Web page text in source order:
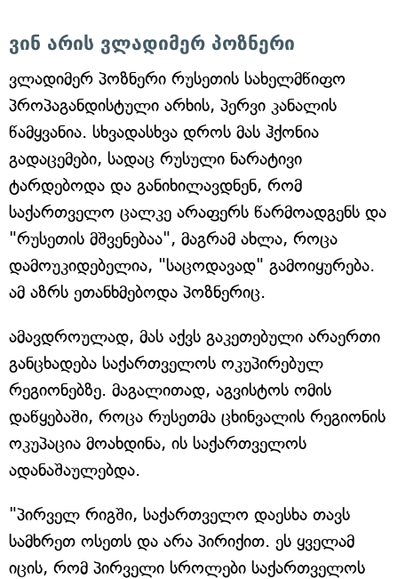
ვინ არის ვლადიმერ პოზნერი
ვლადიმერ პოზნერი რუსეთის სახელმწიფო
პროპაგანდისტული არხის, პერვი კანალის
წამყვანია. სხვადასხვა დროს მას ჰქონია
გადაცემები, სადაც რუსული ნარატივი
ტარდებოდა და განიხილავდნენ, რომ
საქართველო ცალკე არაფერს წარმოადგენს და
"რუსეთის მშვენებაა", მაგრამ ახლა, როცა
დამოუკიდებელია, "საცოდავად" გამოიყურება.
ამ აზრს ეთანხმებოდა პოზნერიც.
ამავდროულად, მას აქვს გაკეთებული არაერთი
განცხადება საქართველოს ოკუპირებულ
რეგიონებზე. მაგალითად, აგვისტოს ომის
დაწყებაში, როცა რუსეთმა ცხინვალის რეგიონის
ოკუპაცია მოახდინა, ის საქართველოს
ადანაშაულებდა.
"პირველ რიგში, საქართველო დაესხა თავს
სამხრეთ ოსეთს და არა პირიქით. ეს ყველამ
იცის, რომ პირველი სროლები საქართველოს